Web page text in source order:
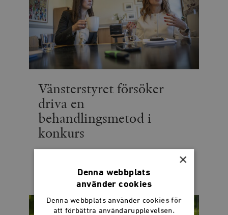
Vänsterstyret försöker
driva en
behandlingsmetod i
konkurs
×
Denna webbplats
använder cookies
Denna webbplats använder cookies för
att förbättra användarupplevelsen.